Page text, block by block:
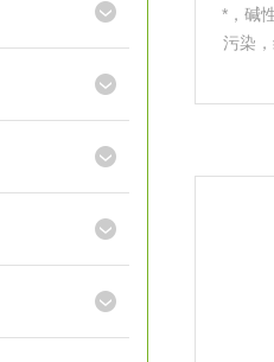
*，碱
污染
液可